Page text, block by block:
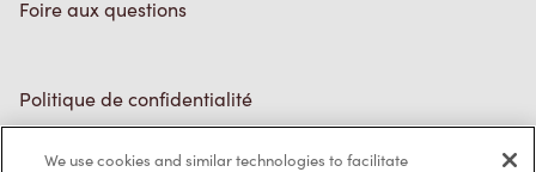
Foire aux questions
Politique de confidentialité
We use cookies and similar technologies to facilitate